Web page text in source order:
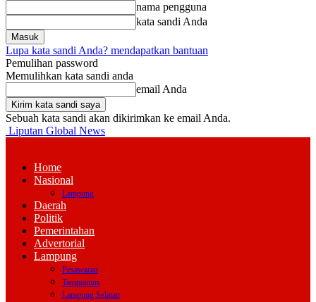
nama pengguna
kata sandi Anda
Lupa kata sandi Anda? mendapatkan bantuan
Pemulihan password
Memulihkan kata sandi anda
email Anda
Sebuah kata sandi akan dikirimkan ke email Anda.
Liputan Global News
Home
Nasional
Lampung
Daerah
Politik
Pemerintahan
Advertorial
Lampung
Pesawaran
Tanggamus
Lampung Selatan